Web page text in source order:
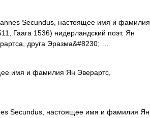
Secundus, настоящее имя и фамилия
Гаага 1536) нидерландский поэт. Ян
друга Эразма&#8230; …
имя и фамилия Ян Эверартс,
Secundus, настоящее имя и фамилия Ян